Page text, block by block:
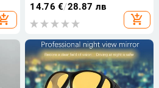
Мъжки поляризирани очила за
антирефлексни очила за
14.76 €/28.87 лв
add_shopping_cart